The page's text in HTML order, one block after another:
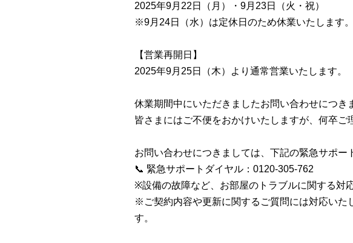
2025年9月22日（月）・9月23日（火・祝）
※9月24日（水）は定休日のため休業いたします。
【営業再開日】
2025年9月25日（木）より通常営業いたします。
休業期間中にいただきましたお問い合わせにつき
皆さまにはご不便をおかけいたしますが、何卒ご
お問い合わせにつきましては、下記の緊急サポー
📞 緊急サポートダイヤル：0120-305-762
※設備の故障など、お部屋のトラブルに関する対
※ご契約内容や更新に関するご質問には対応いた
す。